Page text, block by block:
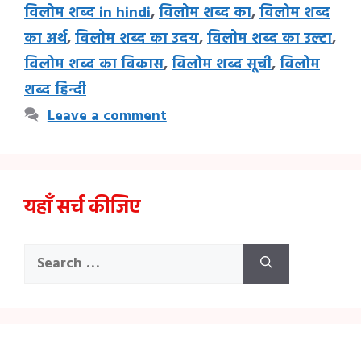
विलोम शब्द in hindi,विलोम शब्द का,विलोम शब्द
का अर्थ,विलोम शब्द का उदय,विलोम शब्द का उल्टा,
विलोम शब्द का विकास,विलोम शब्द सूची,विलोम
शब्द हिन्दी
Leave a comment
यहाँ सर्च कीजिए
Search
for: